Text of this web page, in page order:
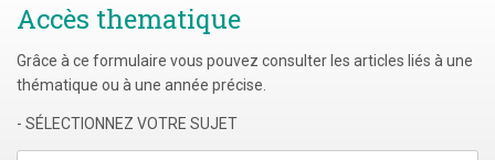
Accès thematique
Grâce à ce formulaire vous pouvez consulter les articles liés à une
thématique ou à une année précise.
- SÉLECTIONNEZ VOTRE SUJET